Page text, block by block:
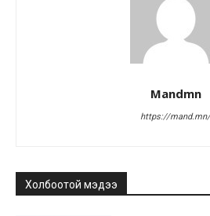
Mandmn
https://mand.mn/
Холбоотой мэдээ